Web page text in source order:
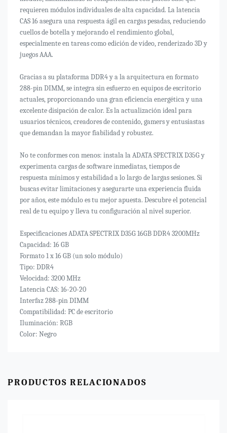
requieren módulos individuales de alta capacidad. La latencia
CAS 16 asegura una respuesta ágil en cargas pesadas, reduciendo
cuellos de botella y mejorando el rendimiento global,
especialmente en tareas como edición de vídeo, renderizado 3D y
juegos AAA.
Gracias a su plataforma DDR4 y a la arquitectura en formato
288-pin DIMM, se integra sin esfuerzo en equipos de escritorio
actuales, proporcionando una gran eficiencia energética y una
excelente disipación de calor. Es la actualización ideal para
usuarios técnicos, creadores de contenido, gamers y entusiastas
que demandan la mayor fiabilidad y robustez.
No te conformes con menos: instala la ADATA SPECTRIX D35G y
experimenta cargas de software inmediatas, tiempos de
respuesta mínimos y estabilidad a lo largo de largas sesiones. Si
buscas evitar limitaciones y asegurarte una experiencia fluida
por años, este módulo es tu mejor apuesta. Descubre el potencial
real de tu equipo y lleva tu configuración al nivel superior.
Especificaciones ADATA SPECTRIX D35G 16GB DDR4 3200MHz
Capacidad: 16 GB
Formato 1 x 16 GB (un solo módulo)
Tipo: DDR4
Velocidad: 3200 MHz
Latencia CAS: 16-20-20
Interfaz 288-pin DIMM
Compatibilidad: PC de escritorio
Iluminación: RGB
Color: Negro
PRODUCTOS RELACIONADOS